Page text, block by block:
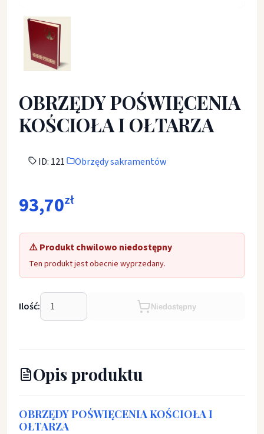
OBRZĘDY POŚWIĘCENIA KOŚCIOŁA I OŁTARZA - Obrzędy
OBRZĘDY POŚWIĘCENIA
KOŚCIOŁA I OŁTARZA
ID: 121 Obrzędy sakramentów
93,70zł
⚠️ Produkt chwilowo niedostępny
Ten produkt jest obecnie wyprzedany.
Ilość: Niedostępny
Opis produktu
OBRZĘDY POŚWIĘCENIA KOŚCIOŁA I
OŁTARZA